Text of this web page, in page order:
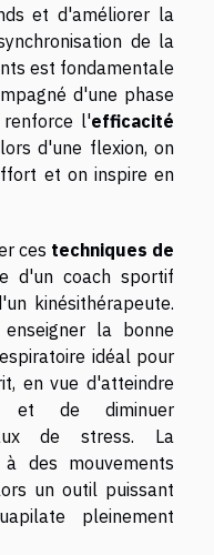
et d'améliorer la
de la
est fondamentale
d'une phase
renforce l'efficacité
d'une flexion, on
et on inspire en
ces techniques de
d'un coach sportif
kinésithérapeute.
la bonne
idéal pour
en vue d'atteindre
et de diminuer
de stress. La
des mouvements
un outil puissant
pleinement